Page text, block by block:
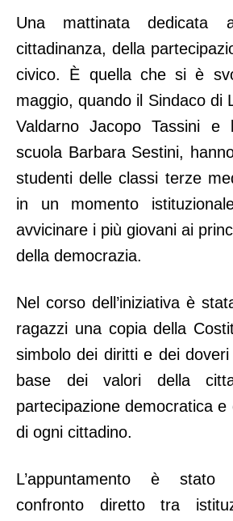
Una mattinata dedicata
cittadinanza, della
civico. È quella che si è
maggio, quando il Sindaco di
Valdarno Jacopo Tassini e
scuola Barbara Sestini,
studenti delle classi terze
in un momento
avvicinare i più giovani ai
della democrazia.
Nel corso dell’iniziativa è
ragazzi una copia della
simbolo dei diritti e dei
base dei valori della
partecipazione democratica e
di ogni cittadino.
L’appuntamento è stato
confronto diretto tra